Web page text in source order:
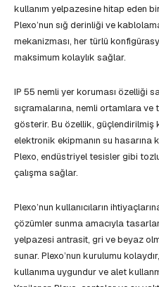
kullanım yelpazesine hitap eden
Plexo’nun sığ derinliği ve
mekanizması, her türlü
maksimum kolaylık sağlar.
IP 55 nemli yer koruması özelliği
sıçramalarına, nemli ortamlara ve
gösterir. Bu özellik, güçlendirilmiş
elektronik ekipmanın su hasarına
Plexo, endüstriyel tesisler gibi
çalışma sağlar.
Plexo’nun kullanıcıların
çözümler sunma amacıyla
yelpazesi antrasit, gri ve beyaz
sunar. Plexo’nun kurulumu
kullanıma uygundur ve alet